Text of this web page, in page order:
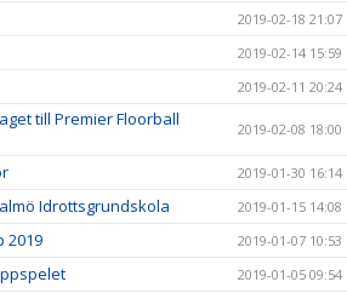
2019-02-18 21:07
2019-02-14 15:59
2019-02-11 20:24
till Premier Floorball
2019-02-08 18:00
2019-01-30 16:14
Idrottsgrundskola 2019-01-15 14:08
2019 2019-01-07 10:53
2019-01-05 09:54